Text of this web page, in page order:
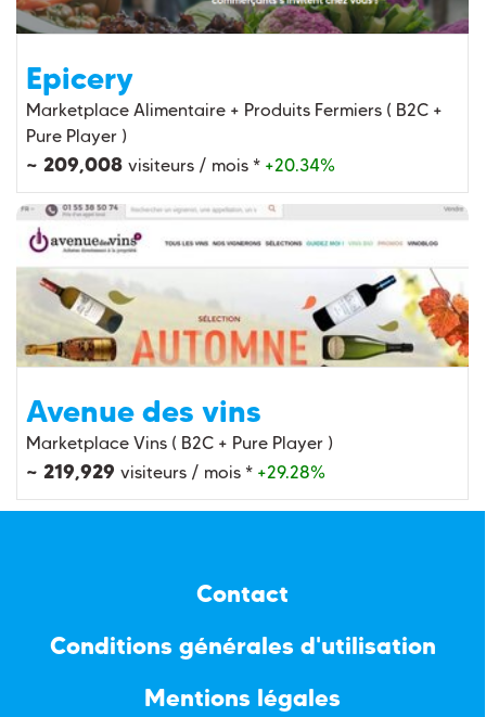
Epicery
Marketplace Alimentaire + Produits Fermiers ( B2C +
Pure Player )
~ 209,008 visiteurs / mois * +20.34%
Avenue des vins
Marketplace Vins ( B2C + Pure Player )
~ 219,929 visiteurs / mois * +29.28%
Contact
Conditions générales d'utilisation
Mentions légales